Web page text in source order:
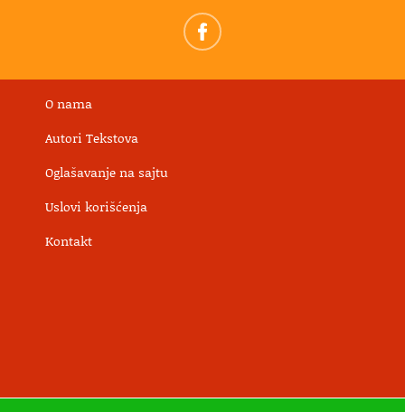
O nama
Autori Tekstova
Oglašavanje na sajtu
Uslovi korišćenja
Kontakt